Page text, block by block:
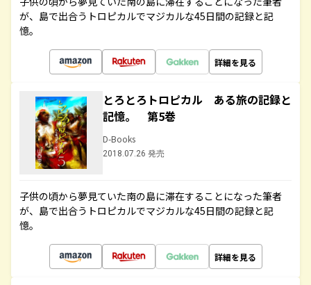
が、島で出合うトロピカルでマジカルな45日間の記録と記
憶。
詳細を見る
とろとろトロピカル ある旅の記録と
記憶。 第5巻
D-Books
2018.07.26 発売
子供の頃から夢見ていた南の島に滞在することになった筆者
が、島で出合うトロピカルでマジカルな45日間の記録と記
憶。
詳細を見る